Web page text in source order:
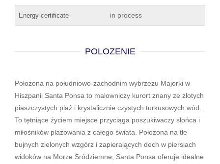
Energy certificate in process
POLOZENIE
Położona na południowo-zachodnim wybrzeżu Majorki w
Hiszpanii Santa Ponsa to malowniczy kurort znany ze złotych
piaszczystych plaż i krystalicznie czystych turkusowych wód.
To tętniące życiem miejsce przyciąga poszukiwaczy słońca i
miłośników plażowania z całego świata. Położona na tle
bujnych zielonych wzgórz i zapierających dech w piersiach
widoków na Morze Śródziemne, Santa Ponsa oferuje idealne